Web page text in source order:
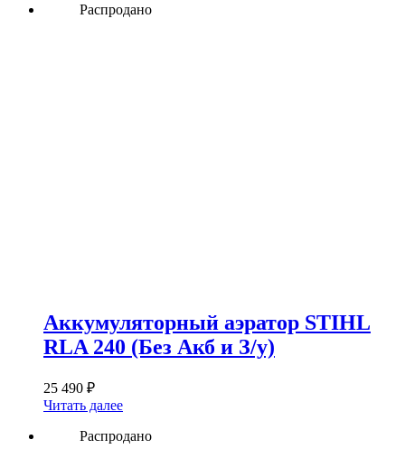
Распродано
Аккумуляторный аэратор STIHL
RLA 240 (Без Акб и З/у)
25 490 ₽
Читать далее
Распродано